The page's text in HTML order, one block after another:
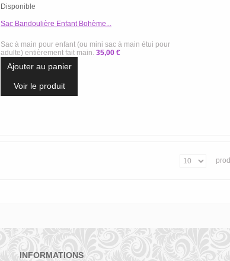
Disponible
Sac Bandoulière Enfant Bohème...
Sac à main pour enfant (ou mini sac à main étui pour
adulte) entièrement fait main. 35,00 €
Ajouter au panier
Voir le produit
INFORMATIONS